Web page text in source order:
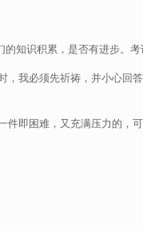
知识积累，是否有进步。考
我必须先祈祷，并小心回
即困难，又充满压力的，